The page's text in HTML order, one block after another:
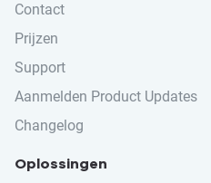
Contact
Prijzen
Support
Aanmelden Product Updates
Changelog
Oplossingen